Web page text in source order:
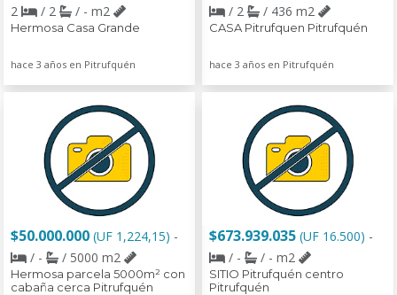
2
/ 2 / - m2
Hermosa Casa Grande
hace 3 años en Pitrufquén
/ 2
/ 436 m2
CASA Pitrufquen Pitrufquén
hace 3 años en Pitrufquén
$50.000.000 (UF 1,224,15) -
/ -
/ 5000 m2
Hermosa parcela 5000m² con
cabaña cerca Pitrufquén
$673.939.035 (UF 16.500) -
/ -
/ - m2
SITIO Pitrufquén centro
Pitrufquén